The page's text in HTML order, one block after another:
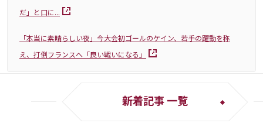
だ」と口に...
「本当に素晴らしい夜」今大会初ゴールのケイン、若手の躍動を称
え、打倒フランスへ「良い戦いになる」
新着記事 一覧